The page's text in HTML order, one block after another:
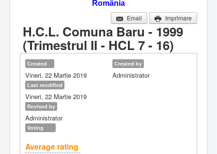
România
Email
Imprimare
H.C.L. Comuna Baru - 1999
(Trimestrul II - HCL 7 - 16)
Created
Vineri, 22 Martie 2019
Created by
Administrator
Last modified
Vineri, 22 Martie 2019
Revised by
Administrator
Voting
Average rating